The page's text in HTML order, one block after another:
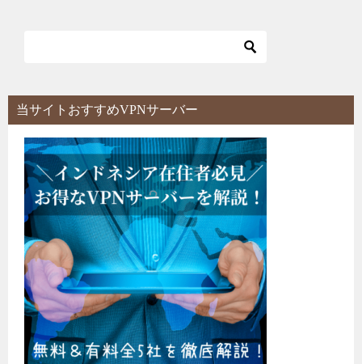
当サイトおすすめVPNサーバー